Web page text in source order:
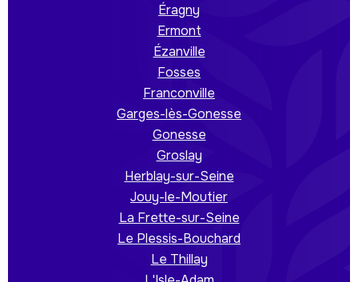
Éragny
Ermont
Ézanville
Fosses
Franconville
Garges-lès-Gonesse
Gonesse
Groslay
Herblay-sur-Seine
Jouy-le-Moutier
La Frette-sur-Seine
Le Plessis-Bouchard
Le Thillay